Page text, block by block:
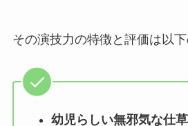
その演技力の特徴と評価は以下
幼児らしい無邪気な仕